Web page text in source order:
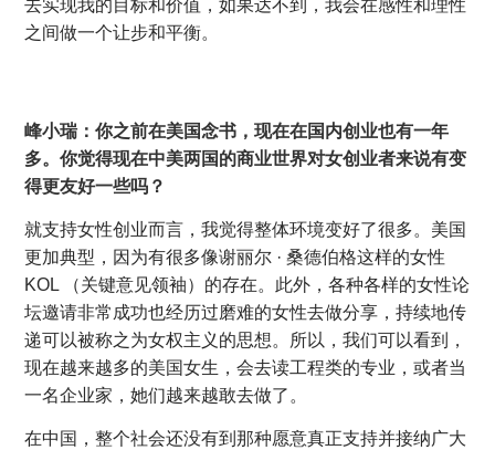
去实现我的目标和价值，如果达不到，我会在感性和理性
之间做一个让步和平衡。
峰小瑞：你之前在美国念书，现在在国内创业也有一年
多。你觉得现在中美两国的商业世界对女创业者来说有变
得更友好一些吗？
就支持女性创业而言，我觉得整体环境变好了很多。美国
更加典型，因为有很多像谢丽尔 · 桑德伯格这样的女性
KOL （关键意见领袖）的存在。此外，各种各样的女性论
坛邀请非常成功也经历过磨难的女性去做分享，持续地传
递可以被称之为女权主义的思想。所以，我们可以看到，
现在越来越多的美国女生，会去读工程类的专业，或者当
一名企业家，她们越来越敢去做了。
在中国，整个社会还没有到那种愿意真正支持并接纳广大